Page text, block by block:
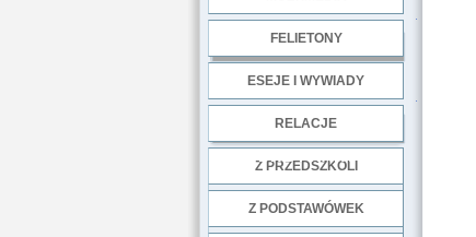
FELIETONY
ESEJE I WYWIADY
RELACJE
Z PRZEDSZKOLI
Z PODSTAWÓWEK